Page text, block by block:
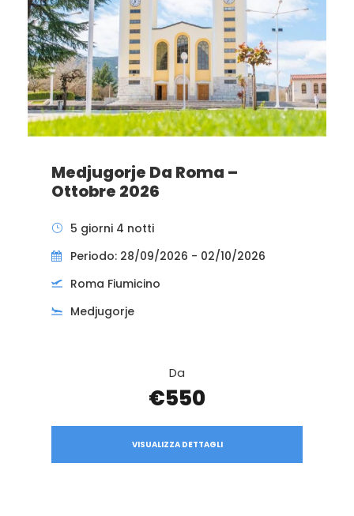
Medjugorje Da Roma –
Ottobre 2026
5 giorni 4 notti
Periodo: 28/09/2026 - 02/10/2026
Roma Fiumicino
Medjugorje
Da
€550
VISUALIZZA DETTAGLI